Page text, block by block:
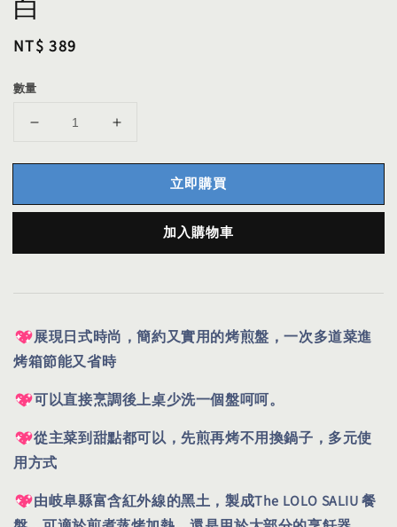
白
Regular
NT$ 389
數量
立即購買
加入購物車
展現日式時尚，簡約又實用的烤煎盤，一次多道菜進
烤箱節能又省時
可以直接烹調後上桌少洗一個盤呵呵。
從主菜到甜點都可以，先煎再烤不用換鍋子，多元使
用方式
由岐阜縣富含紅外線的黑土，製成The LOLO SALIU 餐